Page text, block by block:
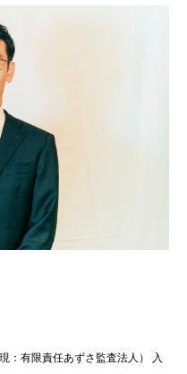
：有限責任あずさ監査法人） 入